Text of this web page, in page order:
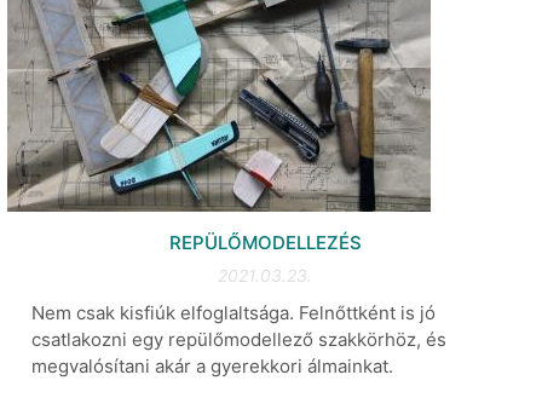
REPÜLŐMODELLEZÉS
2021.03.23.
Nem csak kisfiúk elfoglaltsága. Felnőttként is jó
csatlakozni egy repülőmodellező szakkörhöz, és
megvalósítani akár a gyerekkori álmainkat.